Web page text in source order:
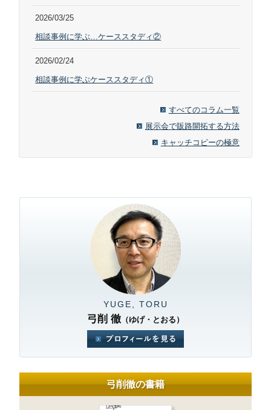
2026/03/25
相談事例に学ぶ…ケーススタディ②
2026/02/24
相談事例に学ぶケーススタディ①
すべてのコラム一覧
展示会で販路開拓する方法
キャッチコピーの極意
YUGE, TORU
弓削 徹 （ゆげ・とおる）
弓削徹の書籍